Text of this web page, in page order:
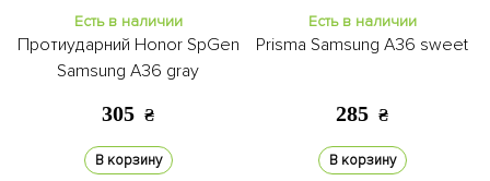
Есть в наличии
Протиударний Honor SpGen
Samsung A36 gray
305 ₴
В корзину
Есть в наличии
Prisma Samsung A36 sweet
285 ₴
В корзину